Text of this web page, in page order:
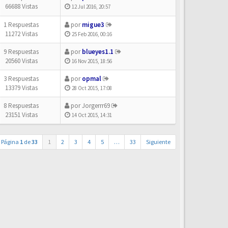
66688 Vistas
12 Jul 2016, 20:57
1 Respuestas
11272 Vistas
pormigue3
25 Feb 2016, 00:16
9 Respuestas
20560 Vistas
porblueyes1.1
16 Nov 2015, 18:56
3 Respuestas
13379 Vistas
poropmal
28 Oct 2015, 17:08
8 Respuestas
23151 Vistas
porJorgerrr69
14 Oct 2015, 14:31
Página 1 de33 1 2 3 4 5 … 33 Siguiente